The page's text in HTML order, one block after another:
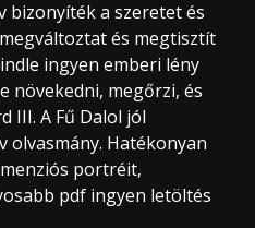
bizonyíték a szeretet és
és megtisztít
ingyen emberi lény
növekedni, megőrzi, és
III. A Fű Dalol jól
Hatékonyan
portréit,
pdf ingyen letöltés